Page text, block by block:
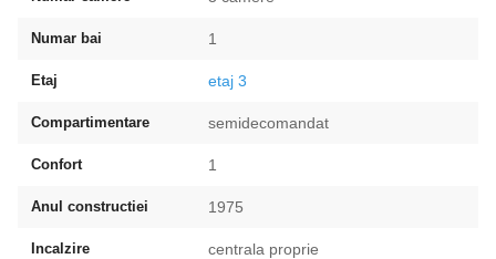
Numar bai 1
Etaj etaj 3
Compartimentare semidecomandat
Confort 1
Anul constructiei 1975
Incalzire centrala proprie